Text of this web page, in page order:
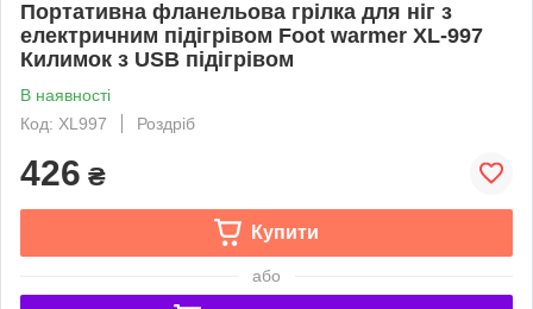
Портативна фланельова грілка для ніг з
електричним підігрівом Foot warmer XL-997
Килимок з USB підігрівом
В наявності
Код: XL997
Роздріб
426 ₴
Купити
або